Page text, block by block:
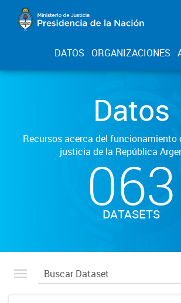
DATOS ORGANIZACIONES
Datos
Recursos acerca del funcionamiento
justicia de la República
063
DATASETS